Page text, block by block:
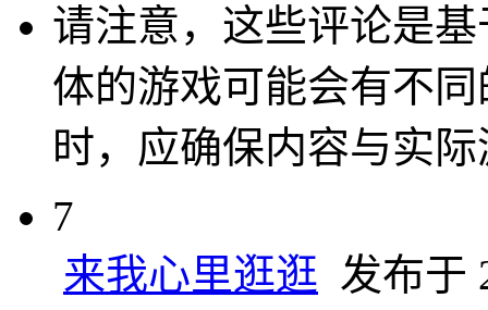
请注意，这些评论是
体的游戏可能会有不
时，应确保内容与实
7
来我心里逛逛 发布于